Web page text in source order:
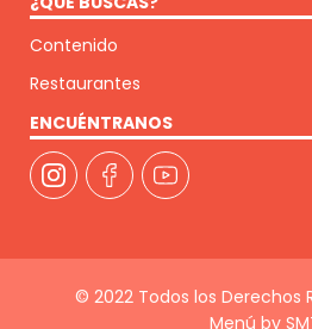
Contenido
Restaurantes
ENCUÉNTRANOS
© 2022 Todos los Derechos
Menú by